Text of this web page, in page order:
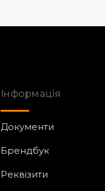
Інформація
Документи
Брендбук
Реквізити